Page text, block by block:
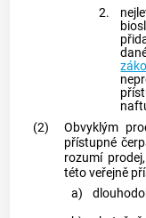
2.
(2)
Obvyklým
přístupné
rozumí
této veřejně
a)